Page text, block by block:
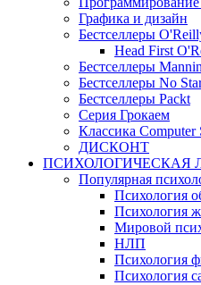
Графика и дизайн
Бестселлеры
Head First
Бестселлеры
Бестселлеры No
Бестселлеры Packt
Серия Грокаем
Классика Computer
ДИСКОНТ
ПСИХОЛОГИЧЕСКАЯ
Популярная
Психология
Психология
Мировой
НЛП
Психология
Психология